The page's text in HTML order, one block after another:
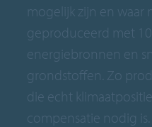
mogelijk zijn en waar
geproduceerd met
energiebronnen en
grondstoffen. Zo
die echt
compensatie nodig is.